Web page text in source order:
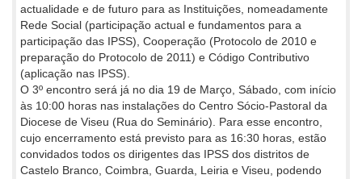
actualidade e de futuro para as Instituições, nomeadamente
Rede Social (participação actual e fundamentos para a
participação das IPSS), Cooperação (Protocolo de 2010 e
preparação do Protocolo de 2011) e Código Contributivo
(aplicação nas IPSS).
O 3º encontro será já no dia 19 de Março, Sábado, com início
às 10:00 horas nas instalações do Centro Sócio-Pastoral da
Diocese de Viseu (Rua do Seminário). Para esse encontro,
cujo encerramento está previsto para as 16:30 horas, estão
convidados todos os dirigentes das IPSS dos distritos de
Castelo Branco, Coimbra, Guarda, Leiria e Viseu, podendo